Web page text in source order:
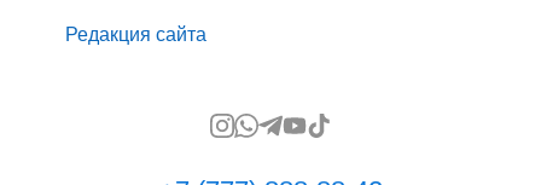
Редакция сайта